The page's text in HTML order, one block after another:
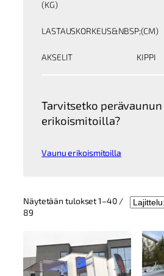
(KG)
LASTAUSKORKEUS&NBSP;(CM)
AKSELIT KIPPI
Tarvitsetko perävaunun
erikoismitoilla?
Vaunu erikoismitoilla
Näytetään tulokset 1–40 /
89Kallein